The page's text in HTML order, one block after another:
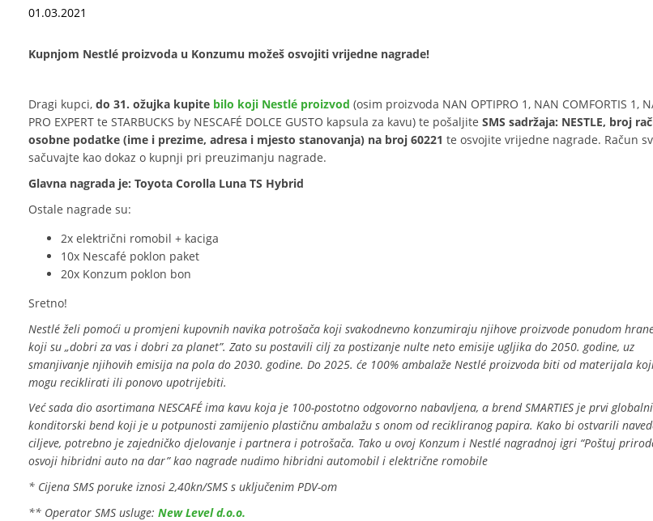
01.03.2021
Kupnjom Nestlé proizvoda u Konzumu možeš osvojiti vrijedne nagrade!
Dragi kupci, do 31. ožujka kupite bilo koji Nestlé proizvod (osim proizvoda NAN OPTIPRO 1, NAN COMFORTIS 1,
PRO EXPERT te STARBUCKS by NESCAFÉ DOLCE GUSTO kapsula za kavu) te pošaljite SMS sadržaja: NESTLE, broj
osobne podatke (ime i prezime, adresa i mjesto stanovanja) na broj 60221 te osvojite vrijedne nagrade. Račun
sačuvajte kao dokaz o kupnji pri preuzimanju nagrade.
Glavna nagrada je: Toyota Corolla Luna TS Hybrid
Ostale nagrade su:
2x električni romobil + kaciga
10x Nescafé poklon paket
20x Konzum poklon bon
Sretno!
Nestlé želi pomoći u promjeni kupovnih navika potrošača koji svakodnevno konzumiraju njihove proizvode ponudom
koji su „dobri za vas i dobri za planet”. Zato su postavili cilj za postizanje nulte neto emisije ugljika do 2050. godine, uz
smanjivanje njihovih emisija na pola do 2030. godine. Do 2025. će 100% ambalaže Nestlé proizvoda biti od materijala
mogu reciklirati ili ponovo upotrijebiti.
Već sada dio asortimana NESCAFÉ ima kavu koja je 100-postotno odgovorno nabavljena, a brend SMARTIES je prvi globalni
konditorski bend koji je u potpunosti zamijenio plastičnu ambalažu s onom od recikliranog papira. Kako bi ostvarili
ciljeve, potrebno je zajedničko djelovanje i partnera i potrošača. Tako u ovoj Konzum i Nestlé nagradnoj igri “Poštuj
osvoji hibridni auto na dar” kao nagrade nudimo hibridni automobil i električne romobile
* Cijena SMS poruke iznosi 2,40kn/SMS s uključenim PDV-om
** Operator SMS usluge: New Level d.o.o.